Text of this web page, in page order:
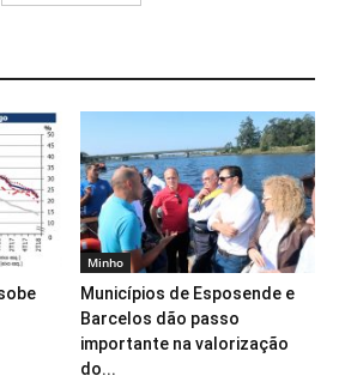
Minho
Municípios de Esposende e
Barcelos dão passo
importante na valorização
do...